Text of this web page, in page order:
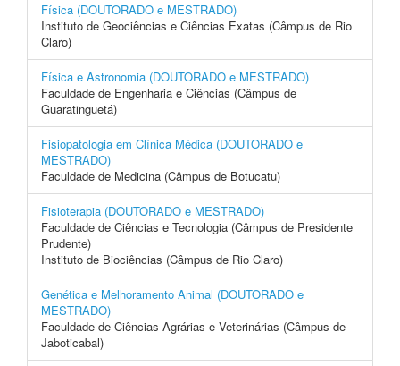
Física (DOUTORADO e MESTRADO)
Instituto de Geociências e Ciências Exatas (Câmpus de Rio
Claro)
Física e Astronomia (DOUTORADO e MESTRADO)
Faculdade de Engenharia e Ciências (Câmpus de
Guaratinguetá)
Fisiopatologia em Clínica Médica (DOUTORADO e
MESTRADO)
Faculdade de Medicina (Câmpus de Botucatu)
Fisioterapia (DOUTORADO e MESTRADO)
Faculdade de Ciências e Tecnologia (Câmpus de Presidente
Prudente)
Instituto de Biociências (Câmpus de Rio Claro)
Genética e Melhoramento Animal (DOUTORADO e
MESTRADO)
Faculdade de Ciências Agrárias e Veterinárias (Câmpus de
Jaboticabal)